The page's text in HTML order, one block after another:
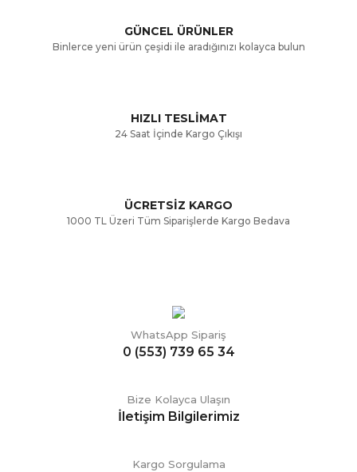
Ürün bilgilerinde hatalar bulunuyor.
Gönder
GÜNCEL ÜRÜNLER
Binlerce yeni ürün çeşidi ile aradığınızı kolayca bulun
HIZLI TESLİMAT
24 Saat İçinde Kargo Çıkışı
ÜCRETSİZ KARGO
1000 TL Üzeri Tüm Siparişlerde Kargo Bedava
WhatsApp Sipariş
0 (553) 739 65 34
Bize Kolayca Ulaşın
İletişim Bilgilerimiz
Kargo Sorgulama